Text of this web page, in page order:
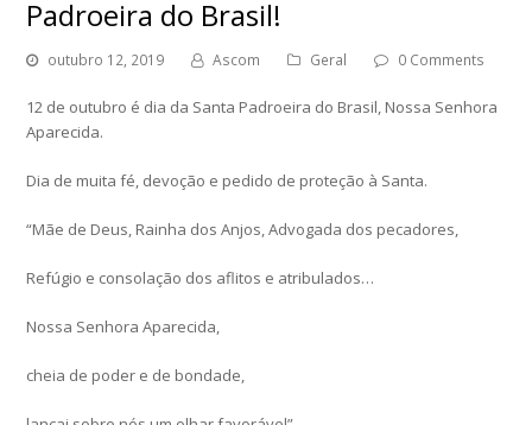
Padroeira do Brasil!
outubro 12, 2019 Ascom Geral 0 Comments
12 de outubro é dia da Santa Padroeira do Brasil, Nossa Senhora
Aparecida.
Dia de muita fé, devoção e pedido de proteção à Santa.
“Mãe de Deus, Rainha dos Anjos, Advogada dos pecadores,
Refúgio e consolação dos aflitos e atribulados…
Nossa Senhora Aparecida,
cheia de poder e de bondade,